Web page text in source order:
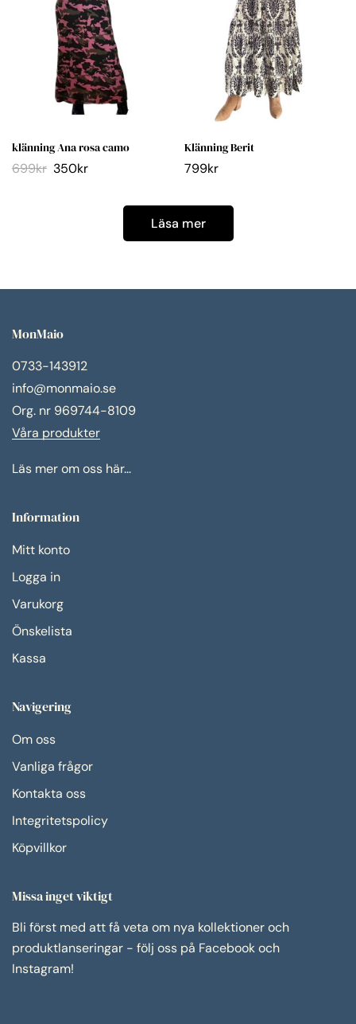
klänning Ana rosa camo
699kr 350kr
Klänning Berit
799kr
Läsa mer
MonMaio
0733-143912
info@monmaio.se
Org. nr 969744-8109
Våra produkter
Läs mer om oss här...
Information
Mitt konto
Logga in
Varukorg
Önskelista
Kassa
Navigering
Om oss
Vanliga frågor
Kontakta oss
Integritetspolicy
Köpvillkor
Missa inget viktigt
Bli först med att få veta om nya kollektioner och
produktlanseringar - följ oss på Facebook och
Instagram!